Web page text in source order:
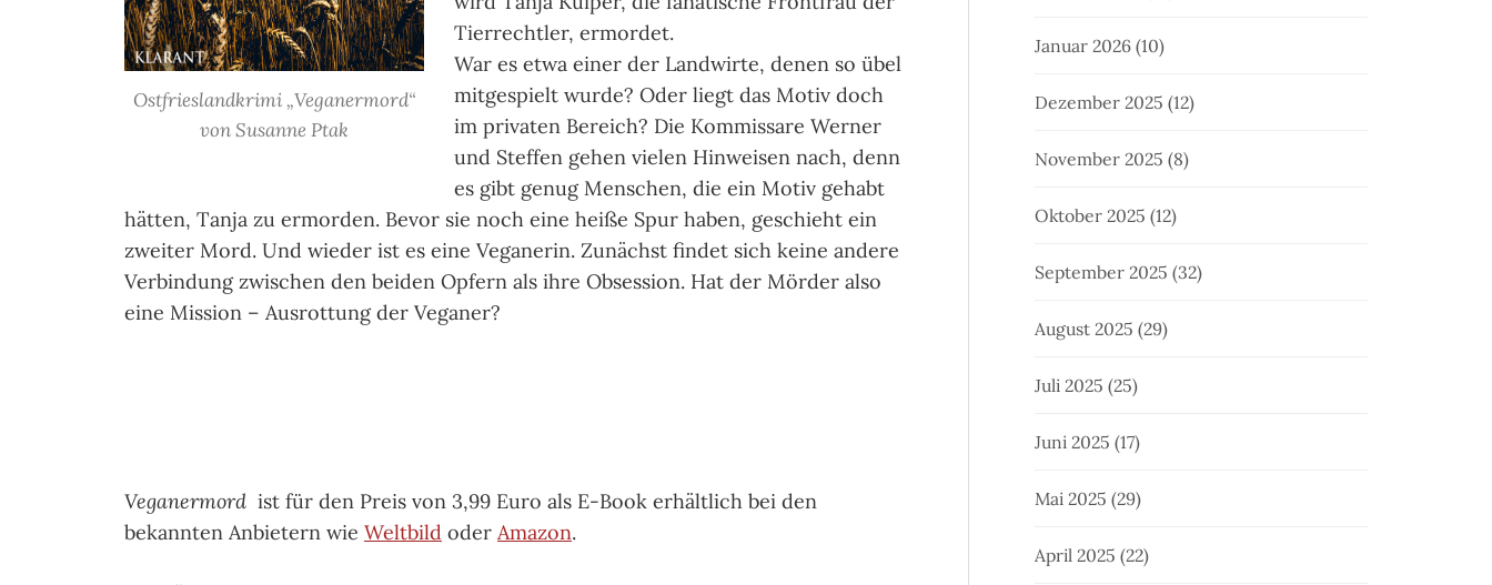
Ostfrieslandkrimi „Veganermord“
von Susanne Ptak
Tierrechtler, ermordet.
War es etwa einer der Landwirte, denen so übel
mitgespielt wurde? Oder liegt das Motiv doch
im privaten Bereich? Die Kommissare Werner
und Steffen gehen vielen Hinweisen nach, denn
es gibt genug Menschen, die ein Motiv gehabt
hätten, Tanja zu ermorden. Bevor sie noch eine heiße Spur haben, geschieht ein
zweiter Mord. Und wieder ist es eine Veganerin. Zunächst findet sich keine andere
Verbindung zwischen den beiden Opfern als ihre Obsession. Hat der Mörder also
eine Mission – Ausrottung der Veganer?
Veganermord ist für den Preis von 3,99 Euro als E-Book erhältlich bei den
bekannten Anbietern wie Weltbild oder Amazon.
Januar 2026 (10)
Dezember 2025 (12)
November 2025 (8)
Oktober 2025 (12)
September 2025 (32)
August 2025 (29)
Juli 2025 (25)
Juni 2025 (17)
Mai 2025 (29)
April 2025 (22)